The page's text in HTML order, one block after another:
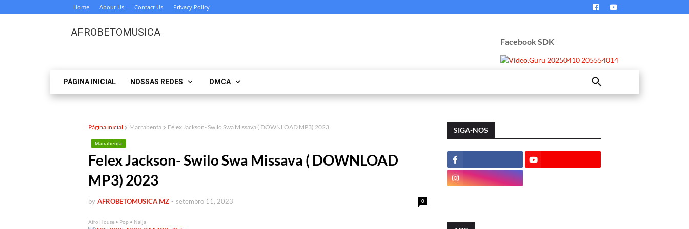
Home About Us Contact Us Privacy Policy
AFROBETOMUSICA
Facebook SDK
PÁGINA INICIAL NOSSAS REDES DMCA
Página inicial Marrabenta Felex Jackson- Swilo Swa Missava ( DOWNLOAD MP3) 2023
Marrabenta
Felex Jackson- Swilo Swa Missava ( DOWNLOAD
MP3) 2023
by AFROBETOMUSICA MZ 0
- setembro 11, 2023
Afro House • Pop • Naija
SIGA-NOS